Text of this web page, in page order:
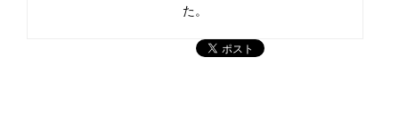
た。